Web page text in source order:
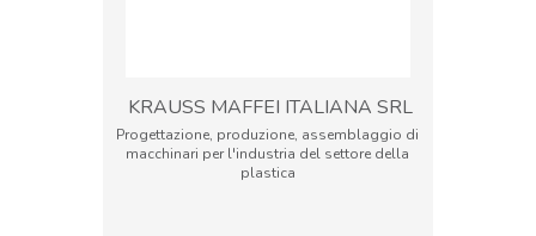
KRAUSS MAFFEI ITALIANA SRL
Progettazione, produzione, assemblaggio di
macchinari per l'industria del settore della
plastica